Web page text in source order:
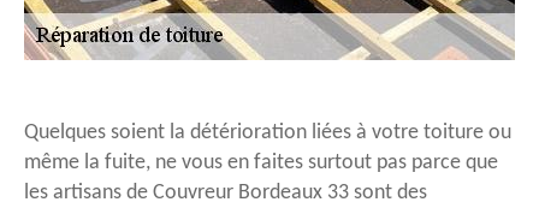
Quelques soient la détérioration liées à votre toiture ou
même la fuite, ne vous en faites surtout pas parce que
les artisans de Couvreur Bordeaux 33 sont des